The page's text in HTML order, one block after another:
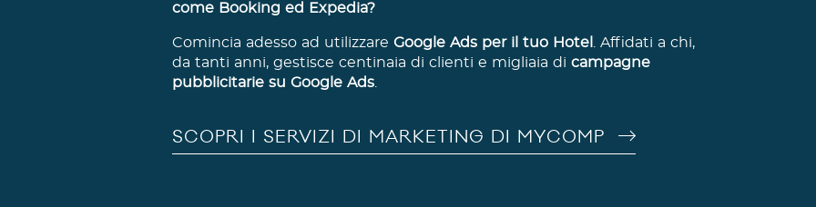
come Booking ed Expedia?
Comincia adesso ad utilizzare Google Ads per il tuo Hotel . Affidati a chi,
da tanti anni, gestisce centinaia di clienti e migliaia di campagne
pubblicitarie su Google Ads.
SCOPRI I SERVIZI DI MARKETING DI MYCOMP